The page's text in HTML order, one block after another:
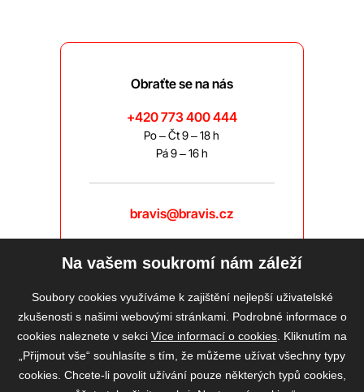
Obraťte se na nás
+420 773 400 444
Po – Čt 9 – 18 h
Pá 9 – 16 h
bravis@bravis.cz
Na vašem soukromí nám záleží
Soubory cookies využíváme k zajištění nejlepší uživatelské
zkušenosti s našimi webovými stránkami. Podrobné informace o
cookies naleznete v sekci Více informací o cookies . Kliknutím na
„Přijmout vše“ souhlasíte s tím, že můžeme užívat všechny typy
cookies. Chcete-li povolit užívání pouze některých typů cookies,